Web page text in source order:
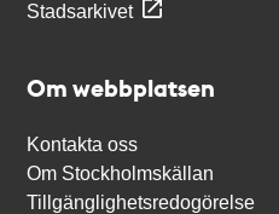
Stadsarkivet
Om webbplatsen
Kontakta oss
Om Stockholmskällan
Tillgänglighetsredogörelse